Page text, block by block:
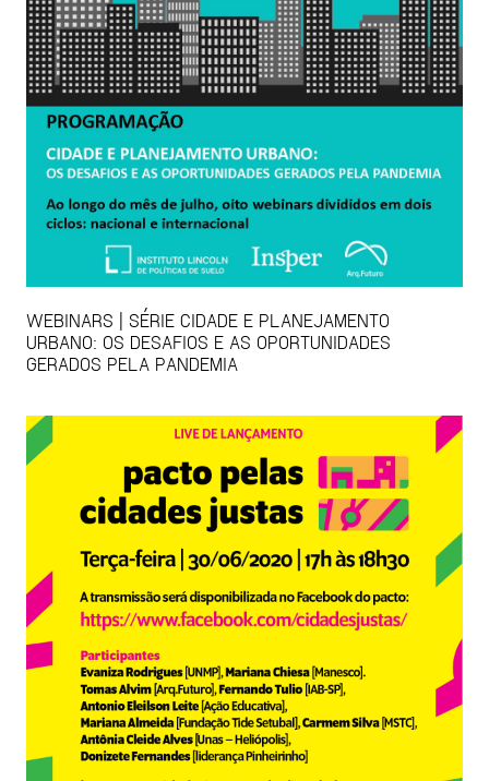
WEBINARS | SÉRIE CIDADE E PLANEJAMENTO
URBANO: OS DESAFIOS E AS OPORTUNIDADES
GERADOS PELA PANDEMIA